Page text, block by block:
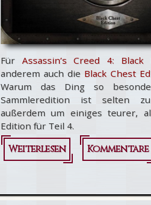
Für Assassin’s Creed 4: Black
anderem auch die Black Chest
Warum das Ding so
Sammleredition ist selten
außerdem um einiges teurer,
Edition für Teil 4.
Weiterlesen
über
Kommentare